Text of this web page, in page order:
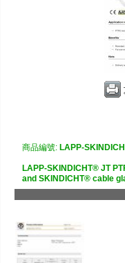
商品編號: LAPP-
LAPP-SKINDICHT® JT
and SKINDICHT® cable